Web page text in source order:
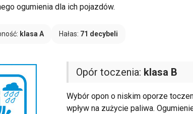
ogumienia dla ich pojazdów.
klasa A Hałas: 71 decybeli
Opór toczenia: klasa B
Wybór opon o niskim oporze
wpływ na zużycie paliwa.